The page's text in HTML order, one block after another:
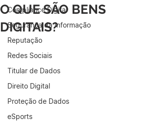
Compliance Digital
Segurança da Informação
Reputação
Redes Sociais
Titular de Dados
Direito Digital
Proteção de Dados
eSports
O QUE SÃO BENS
DIGITAIS?